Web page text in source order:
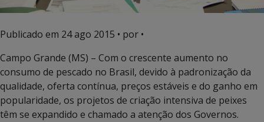
Publicado em 24 ago 2015 • por •
Campo Grande (MS) – Com o crescente aumento no
consumo de pescado no Brasil, devido à padronização da
qualidade, oferta contínua, preços estáveis e do ganho em
popularidade, os projetos de criação intensiva de peixes
têm se expandido e chamado a atenção dos Governos.